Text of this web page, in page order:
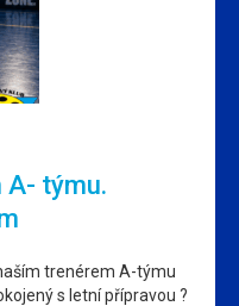
A- týmu.
trenérem A-týmu
s letní přípravou ?